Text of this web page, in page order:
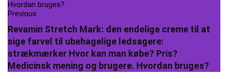
Previous
Revamin Stretch Mark: den endelige creme til at
sige farvel til ubehagelige ledsagere:
strækmærker Hvor kan man købe? Pris?
Medicinsk mening og brugere. Hvordan bruges?